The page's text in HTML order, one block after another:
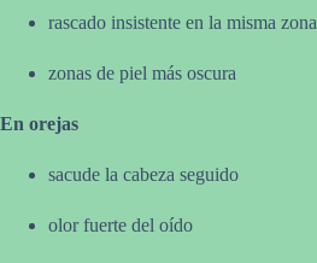
rascado insistente en la misma zona
zonas de piel más oscura
En orejas
sacude la cabeza seguido
olor fuerte del oído